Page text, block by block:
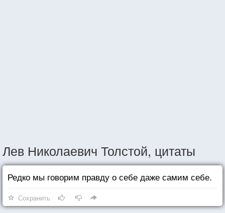
Лев Николаевич Толстой, цитаты
Редко мы говорим правду о себе даже самим себе.
Сохранить